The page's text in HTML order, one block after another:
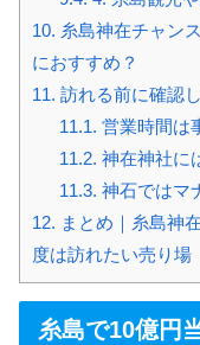
10. 糸島神在チャン
におすすめ？
11. 訪れる前に確認
11.1. 営業時間は
11.2. 神在神社に
11.3. 神石ではマ
12. まとめ｜糸島神
度は訪れたい売り場
糸島で10億円